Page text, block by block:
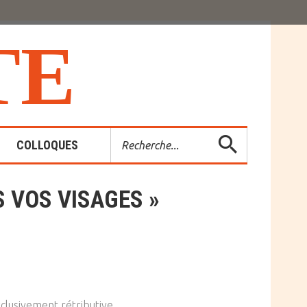
E
COLLOQUES
Rendus
Rechercher
VOS VISAGES »